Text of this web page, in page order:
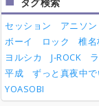
タグ検索
セッション アニソン
ボーイ
ロック 椎名
ヨルシカ
J-ROCK
平成
ずっと真夜中で
YOASOBI